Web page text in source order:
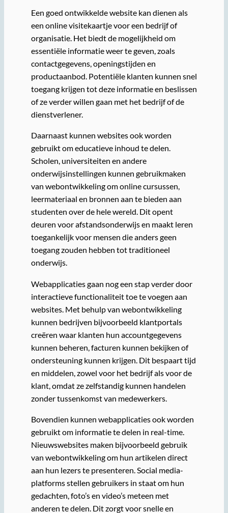
Een goed ontwikkelde website kan dienen als
een online visitekaartje voor een bedrijf of
organisatie. Het biedt de mogelijkheid om
essentiële informatie weer te geven, zoals
contactgegevens, openingstijden en
productaanbod. Potentiële klanten kunnen snel
toegang krijgen tot deze informatie en beslissen
of ze verder willen gaan met het bedrijf of de
dienstverlener.
Daarnaast kunnen websites ook worden
gebruikt om educatieve inhoud te delen.
Scholen, universiteiten en andere
onderwijsinstellingen kunnen gebruikmaken
van webontwikkeling om online cursussen,
leermateriaal en bronnen aan te bieden aan
studenten over de hele wereld. Dit opent
deuren voor afstandsonderwijs en maakt leren
toegankelijk voor mensen die anders geen
toegang zouden hebben tot traditioneel
onderwijs.
Webapplicaties gaan nog een stap verder door
interactieve functionaliteit toe te voegen aan
websites. Met behulp van webontwikkeling
kunnen bedrijven bijvoorbeeld klantportals
creëren waar klanten hun accountgegevens
kunnen beheren, facturen kunnen bekijken of
ondersteuning kunnen krijgen. Dit bespaart tijd
en middelen, zowel voor het bedrijf als voor de
klant, omdat ze zelfstandig kunnen handelen
zonder tussenkomst van medewerkers.
Bovendien kunnen webapplicaties ook worden
gebruikt om informatie te delen in real-time.
Nieuwswebsites maken bijvoorbeeld gebruik
van webontwikkeling om hun artikelen direct
aan hun lezers te presenteren. Social media-
platforms stellen gebruikers in staat om hun
gedachten, foto’s en video’s meteen met
anderen te delen. Dit zorgt voor snelle en